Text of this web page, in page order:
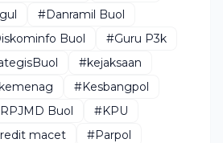
#Danramil Buol
Buol
#Guru P3k
#kejaksaan
#Kesbangpol
Buol
#KPU
macet
#Parpol